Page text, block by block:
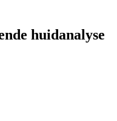
huidanalyse